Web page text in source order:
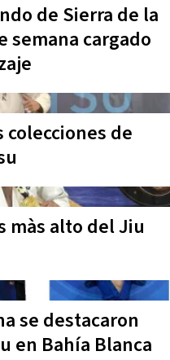
de Sierra de la
semana cargado
colecciones de
màs alto del Jiu
se destacaron
en Bahía Blanca